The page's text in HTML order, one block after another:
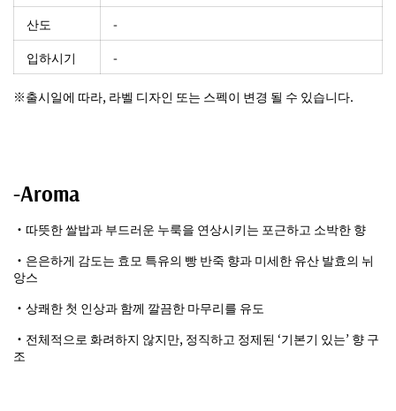
산도
-
입하시기
-
※출시일에 따라, 라벨 디자인 또는 스펙이 변경 될 수 있습니다.
-Aroma
・따뜻한 쌀밥과 부드러운 누룩을 연상시키는 포근하고 소박한 향
・은은하게 감도는 효모 특유의 빵 반죽 향과 미세한 유산 발효의 뉘
앙스
・상쾌한 첫 인상과 함께 깔끔한 마무리를 유도
・전체적으로 화려하지 않지만, 정직하고 정제된 ‘기본기 있는’ 향 구
조